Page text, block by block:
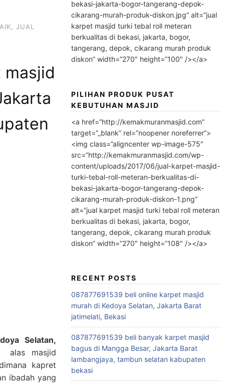
JUAL
Selatan,
masjid
kapret
ibadah yang
bekasi-jakarta-bogor-tangerang-depok-
cikarang-murah-produk-diskon.jpg” alt=”jual
karpet masjid turki tebal roll meteran
berkualitas di bekasi, jakarta, bogor,
tangerang, depok, cikarang murah produk
diskon” width=”270″ height=”100″ /></a>
PILIHAN PRODUK PUSAT
KEBUTUHAN MASJID
<a href=”http://kemakmuranmasjid.com”
target=”_blank” rel=”noopener noreferrer”>
<img class=”aligncenter wp-image-575″
src=”http://kemakmuranmasjid.com/wp-
content/uploads/2017/06/jual-karpet-masjid-
turki-tebal-roll-meteran-berkualitas-di-
bekasi-jakarta-bogor-tangerang-depok-
cikarang-murah-produk-diskon-1.png”
alt=”jual karpet masjid turki tebal roll meteran
berkualitas di bekasi, jakarta, bogor,
tangerang, depok, cikarang murah produk
diskon” width=”270″ height=”108″ /></a>
RECENT POSTS
087877691539 beli online karpet masjid
murah di Kedoya Selatan, Jakarta Barat
jatimelati, Bekasi
087877691539 beli banyak karpet masjid
bagus di Mangga Besar, Jakarta Barat
lambangjaya, tambun selatan kabupaten
bekasi